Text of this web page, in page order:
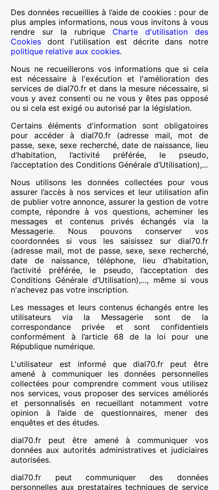
Des données recueillies à l’aide de cookies : pour de
plus amples informations, nous vous invitons à vous
rendre sur la rubrique Charte d'utilisation des
Cookies dont l'utilisation est décrite dans notre
politique relative aux cookies.
Nous ne recueillerons vos informations que si cela
est nécessaire à l'exécution et l'amélioration des
services de dial70.fr et dans la mesure nécessaire, si
vous y avez consenti ou ne vous y êtes pas opposé
ou si cela est exigé ou autorisé par la législation.
Certains éléments d'information sont obligatoires
pour accéder à dial70.fr (adresse mail, mot de
passe, sexe, sexe recherché, date de naissance, lieu
d’habitation, l’activité préférée, le pseudo,
l’acceptation des Conditions Générale d’Utilisation),...
Nous utilisons les données collectées pour vous
assurer l’accès à nos services et leur utilisation afin
de publier votre annonce, assurer la gestion de votre
compte, répondre à vos questions, acheminer les
messages et contenus privés échangés via la
Messagerie. Nous pouvons conserver vos
coordonnées si vous les saisissez sur dial70.fr
(adresse mail, mot de passe, sexe, sexe recherché,
date de naissance, téléphone, lieu d’habitation,
l’activité préférée, le pseudo, l’acceptation des
Conditions Générale d’Utilisation),..., même si vous
n'achevez pas votre inscription.
Les messages et leurs contenus échangés entre les
utilisateurs via la Messagerie sont de la
correspondance privée et sont confidentiels
conformément à l’article 68 de la loi pour une
République numérique.
L'utilisateur est informé que dial70.fr peut être
amené à communiquer les données personnelles
collectées pour comprendre comment vous utilisez
nos services, vous proposer des services améliorés
et personnalisés en recueillant notamment votre
opinion à l’aide de questionnaires, mener des
enquêtes et des études.
dial70.fr peut être amené à communiquer vos
données aux autorités administratives et judiciaires
autorisées.
dial70.fr peut communiquer des données
personnelles aux prestataires techniques de service